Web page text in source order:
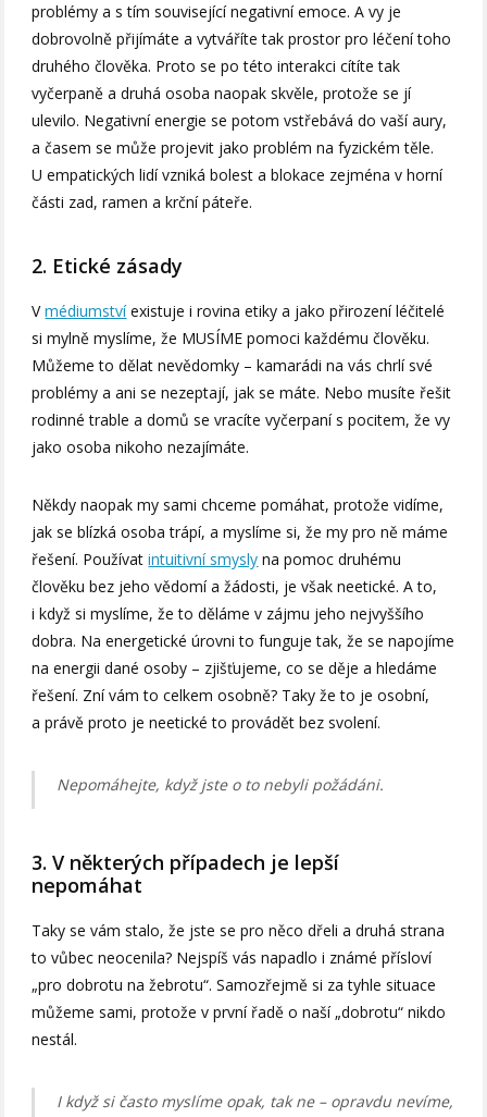
problémy a s tím související negativní emoce. A vy je
dobrovolně přijímáte a vytváříte tak prostor pro léčení toho
druhého člověka. Proto se po této interakci cítíte tak
vyčerpaně a druhá osoba naopak skvěle, protože se jí
ulevilo. Negativní energie se potom vstřebává do vaší aury,
a časem se může projevit jako problém na fyzickém těle.
U empatických lidí vzniká bolest a blokace zejména v horní
části zad, ramen a krční páteře.
2. Etické zásady
Vmédiumstvíexistuje i rovina etiky a jako přirození léčitelé
si mylně myslíme, že MUSÍME pomoci každému člověku.
Můžeme to dělat nevědomky – kamarádi na vás chrlí své
problémy a ani se nezeptají, jak se máte. Nebo musíte řešit
rodinné trable a domů se vracíte vyčerpaní s pocitem, že vy
jako osoba nikoho nezajímáte.
Někdy naopak my sami chceme pomáhat, protože vidíme,
jak se blízká osoba trápí, a myslíme si, že my pro ně máme
řešení. Používatintuitivní smysly na pomoc druhému
člověku bez jeho vědomí a žádosti, je však neetické. A to,
i když si myslíme, že to děláme v zájmu jeho nejvyššího
dobra. Na energetické úrovni to funguje tak, že se napojíme
na energii dané osoby – zjišťujeme, co se děje a hledáme
řešení. Zní vám to celkem osobně? Taky že to je osobní,
a právě proto je neetické to provádět bez svolení.
Nepomáhejte, když jste o to nebyli požádáni.
3. V některých případech je lepší
nepomáhat
Taky se vám stalo, že jste se pro něco dřeli a druhá strana
to vůbec neocenila? Nejspíš vás napadlo i známé přísloví
„pro dobrotu na žebrotu“. Samozřejmě si za tyhle situace
můžeme sami, protože v první řadě o naší „dobrotu“ nikdo
nestál.
I když si často myslíme opak, tak ne – opravdu nevíme,